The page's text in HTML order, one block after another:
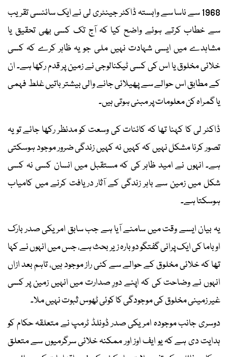
1968 سے ناسا سے وابستہ ڈاکٹر جینٹری لی نے ایک سائنسی تقریب
سے خطاب کرتے ہوئے واضح کیا کہ آج تک کسی بھی تحقیق یا
مشاہدے میں ایسی شہادت نہیں ملی جو یہ ظاہر کرے کہ کسی
خلائی مخلوق یا اس کی کسی ٹیکنالوجی نے زمین پر قدم رکھا ہے۔ ان
کے مطابق اس حوالے سے پھیلائی جانے والی بیشتر باتیں غلط فہمی
یا گمراہ کن معلومات پر مبنی ہوتی ہیں۔
ڈاکٹر لی کا کہنا تھا کہ کائنات کی وسعت کو مدنظر رکھا جائے تو یہ
تصور کرنا مشکل نہیں کہ کہیں نہ کہیں زندگی ضرور موجود ہوسکتی
ہے۔ انہوں نے امید ظاہر کی کہ مستقبل میں انسان کسی نہ کسی
شکل میں زمین سے باہر زندگی کے آثار دریافت کرنے میں کامیاب
ہوسکتا ہے۔
یہ بیان ایسے وقت میں سامنے آیا ہے جب سابق امریکی صدر بارک
اوباما کی ایک پرانی گفتگو دوبارہ زیر بحث ہے، جس میں انہوں نے کہا
تھا کہ خلائی مخلوق کے حوالے سے کئی راز موجود ہیں، تاہم بعد ازاں
انہوں نے وضاحت کی کہ اپنے دورِ صدارت میں انہیں زمین پر کسی
غیر زمینی مخلوق کی موجودگی کا کوئی ٹھوس ثبوت نہیں ملا۔
دوسری جانب موجودہ امریکی صدر ڈونلڈ ٹرمپ نے متعلقہ حکام کو
ہدایت دی ہے کہ یو ایف اوز اور ممکنہ خلائی سرگرمیوں سے متعلق